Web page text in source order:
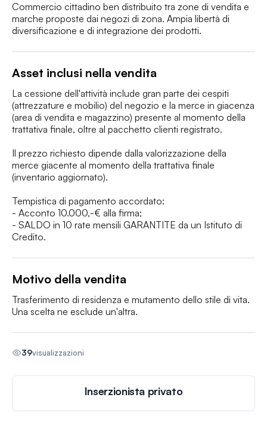
Commercio cittadino ben distribuito tra zone di vendita e
marche proposte dai negozi di zona. Ampia libertà di
diversificazione e di integrazione dei prodotti.
Asset inclusi nella vendita
La cessione dell'attività include gran parte dei cespiti
(attrezzature e mobilio) del negozio e la merce in giacenza
(area di vendita e magazzino) presente al momento della
trattativa finale, oltre al pacchetto clienti registrato.
Il prezzo richiesto dipende dalla valorizzazione della
merce giacente al momento della trattativa finale
(inventario aggiornato).
Tempistica di pagamento accordato:
- Acconto 10.000,-€ alla firma;
- SALDO in 10 rate mensili GARANTITE da un Istituto di
Credito.
Motivo della vendita
Trasferimento di residenza e mutamento dello stile di vita.
Una scelta ne esclude un'altra.
39visualizzazioni
Inserzionista privato